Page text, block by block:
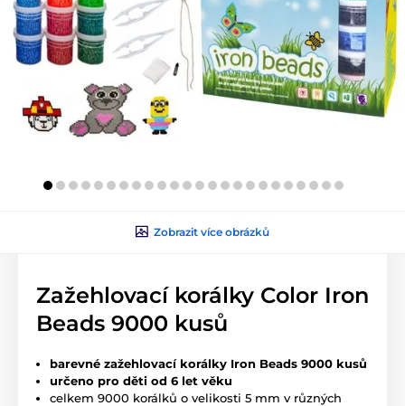
Zobrazit více obrázků
Zažehlovací korálky Color Iron
Beads 9000 kusů
barevné zažehlovací korálky Iron Beads 9000 kusů
určeno pro děti od 6 let věku
celkem 9000 korálků o velikosti 5 mm v různých